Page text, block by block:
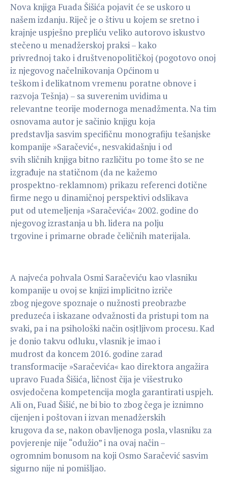
Nova knjiga Fuada Šišića pojavit će se uskoro u
našem izdanju. Riječ je o štivu u kojem se sretno i
krajnje uspješno prepliću veliko autorovo iskustvo
stečeno u menadžerskoj praksi – kako
privrednoj tako i društvenopolitičkoj (pogotovo onoj
iz njegovog načelnikovanja Općinom u
teškom i delikatnom vremenu poratne obnove i
razvoja Tešnja) – sa suverenim uvidima u
relevantne teorije modernoga menadžmenta. Na tim
osnovama autor je sačinio knjigu koja
predstavlja sasvim specifičnu monografiju tešanjske
kompanije »Saračević«, nesvakidašnju i od
svih sličnih knjiga bitno različitu po tome što se ne
izgrađuje na statičnom (da ne kažemo
prospektno-reklamnom) prikazu referenci dotične
firme nego u dinamičnoj perspektivi odslikava
put od utemeljenja »Saračevića« 2002. godine do
njegovog izrastanja u bh. lidera na polju
trgovine i primarne obrade čeličnih materijala.
A najveća pohvala Osmi Saračeviću kao vlasniku
kompanije u ovoj se knjizi implicitno izriče
zbog njegove spoznaje o nužnosti preobrazbe
preduzeća i iskazane odvažnosti da pristupi tom na
svaki, pa i na psihološki način osjtljivom procesu. Kad
je donio takvu odluku, vlasnik je imao i
mudrost da koncem 2016. godine zarad
transformacije »Saračevića« kao direktora angažira
upravo Fuada Šišića, ličnost čija je višestruko
osvjedočena kompetencija mogla garantirati uspjeh.
Ali on, Fuad Šišić, ne bi bio to zbog čega je iznimno
cijenjen i poštovan i izvan menadžerskih
krugova da se, nakon obavljenoga posla, vlasniku za
povjerenje nije “odužio” i na ovaj način –
ogromnim bonusom na koji Osmo Saračević sasvim
sigurno nije ni pomišljao.